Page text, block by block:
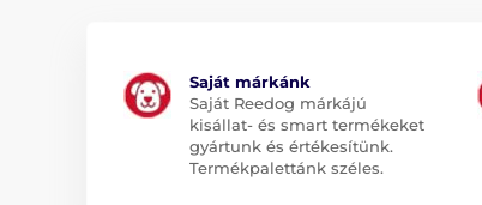
Saját márkánk
Saját Reedog márkájú
kisállat- és smart termékeket
gyártunk és értékesítünk.
Termékpalettánk széles.